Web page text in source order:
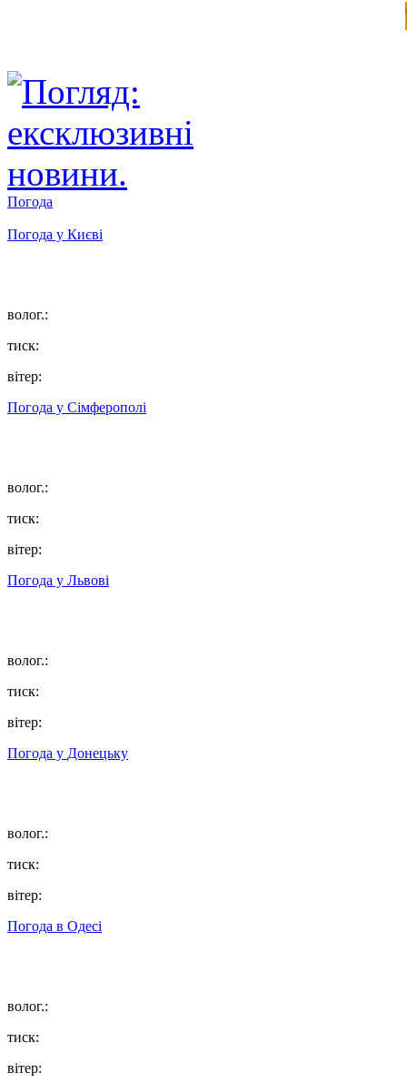
Погода
Погода у Києві
волог.:
тиск:
вітер:
Погода у Сімферополі
волог.:
тиск:
вітер:
Погода у Львові
волог.:
тиск:
вітер:
Погода у Донецьку
волог.:
тиск:
вітер:
Погода в Одесі
волог.:
тиск:
вітер: